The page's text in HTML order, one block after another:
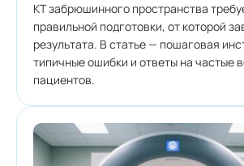
КТ забрюшинного пространства
правильной подготовки, от которой
результата. В статье — пошаговая
типичные ошибки и ответы на частые
пациентов.